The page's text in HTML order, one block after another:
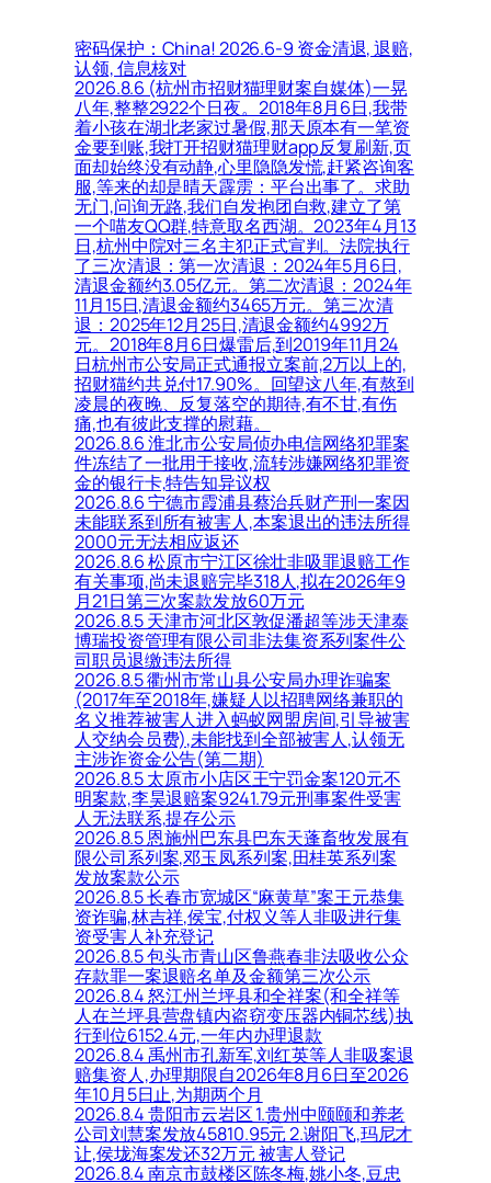
密码保护：China! 2026.6-9 资金清退, 退赔,
认领, 信息核对
2026.8.6 (杭州市招财猫理财案自媒体)一晃
八年,整整2922个日夜。2018年8月6日,我带
着小孩在湖北老家过暑假,那天原本有一笔资
金要到账,我打开招财猫理财app反复刷新,页
面却始终没有动静,心里隐隐发慌,赶紧咨询客
服,等来的却是晴天霹雳：平台出事了。求助
无门,问询无路,我们自发抱团自救,建立了第
一个喵友QQ群,特意取名西湖。2023年4月13
日,杭州中院对三名主犯正式宣判。法院执行
了三次清退：第一次清退：2024年5月6日,
清退金额约3.05亿元。第二次清退：2024年
11月15日,清退金额约3465万元。第三次清
退：2025年12月25日,清退金额约4992万
元。2018年8月6日爆雷后,到2019年11月24
日杭州市公安局正式通报立案前,2万以上的,
招财猫约共兑付17.90%。回望这八年,有熬到
凌晨的夜晚、反复落空的期待,有不甘,有伤
痛,也有彼此支撑的慰藉。
2026.8.6 淮北市公安局侦办电信网络犯罪案
件冻结了一批用于接收,流转涉嫌网络犯罪资
金的银行卡,特告知异议权
2026.8.6 宁德市霞浦县蔡治兵财产刑一案因
未能联系到所有被害人,本案退出的违法所得
2000元无法相应返还
2026.8.6 松原市宁江区徐壮非吸罪退赔工作
有关事项,尚未退赔完毕318人,拟在2026年9
月21日第三次案款发放60万元
2026.8.5 天津市河北区敦促潘超等涉天津泰
博瑞投资管理有限公司非法集资系列案件公
司职员退缴违法所得
2026.8.5 衢州市常山县公安局办理诈骗案
(2017年至2018年,嫌疑人以招聘网络兼职的
名义推荐被害人进入蚂蚁网盟房间,引导被害
人交纳会员费),未能找到全部被害人,认领无
主涉诈资金公告(第二期)
2026.8.5 太原市小店区王宁罚金案120元不
明案款,李昊退赔案9241.79元刑事案件受害
人无法联系,提存公示
2026.8.5 恩施州巴东县巴东天蓬畜牧发展有
限公司系列案,邓玉凤系列案,田桂英系列案
发放案款公示
2026.8.5 长春市宽城区“麻黄草”案王元恭集
资诈骗,林吉祥,侯宝,付权义等人非吸进行集
资受害人补充登记
2026.8.5 包头市青山区鲁燕春非法吸收公众
存款罪一案退赔名单及金额第三次公示
2026.8.4 怒江州兰坪县和全祥案(和全祥等
人在兰坪县营盘镇内盗窃变压器内铜芯线)执
行到位6152.4元,一年内办理退款
2026.8.4 禹州市孔新军,刘红英等人非吸案退
赔集资人,办理期限自2026年8月6日至2026
年10月5日止,为期两个月
2026.8.4 贵阳市云岩区 1.贵州中颐颐和养老
公司刘慧案发放45810.95元 2.谢阳飞,玛尼才
让,侯垅海案发还32万元 被害人登记
2026.8.4 南京市鼓楼区陈冬梅,姚小冬,豆忠